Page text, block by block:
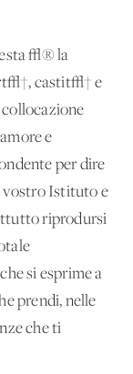
√® la
castit√† e
e
per dire
vostro Istituto e
riprodursi
si esprime a
prendi, nelle
che ti